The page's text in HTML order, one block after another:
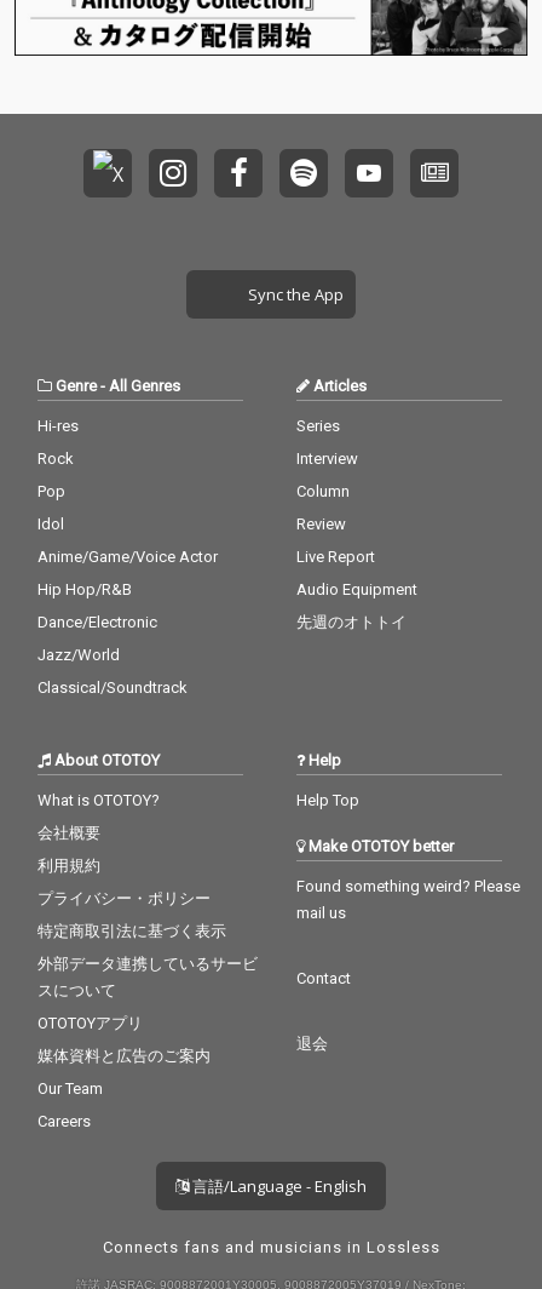
Sync the App
Genre- All Genres
Hi-res
Rock
Pop
Idol
Anime/Game/Voice Actor
Hip Hop/R&B
Dance/Electronic
Jazz/World
Classical/Soundtrack
Articles
Series
Interview
Column
Review
Live Report
Audio Equipment
先週のオトトイ
About OTOTOY
What is OTOTOY?
会社概要
利用規約
プライバシー・ポリシー
特定商取引法に基づく表示
外部データ連携しているサービ
スについて
OTOTOYアプリ
媒体資料と広告のご案内
Our Team
Careers
Help
Help Top
Make OTOTOY better
Found something weird? Please
mail us
Contact
退会
言語/Language - English
Connects fans and musicians in Lossless
許諾 JASRAC: 9008872001Y30005, 9008872005Y37019 / NexTone: